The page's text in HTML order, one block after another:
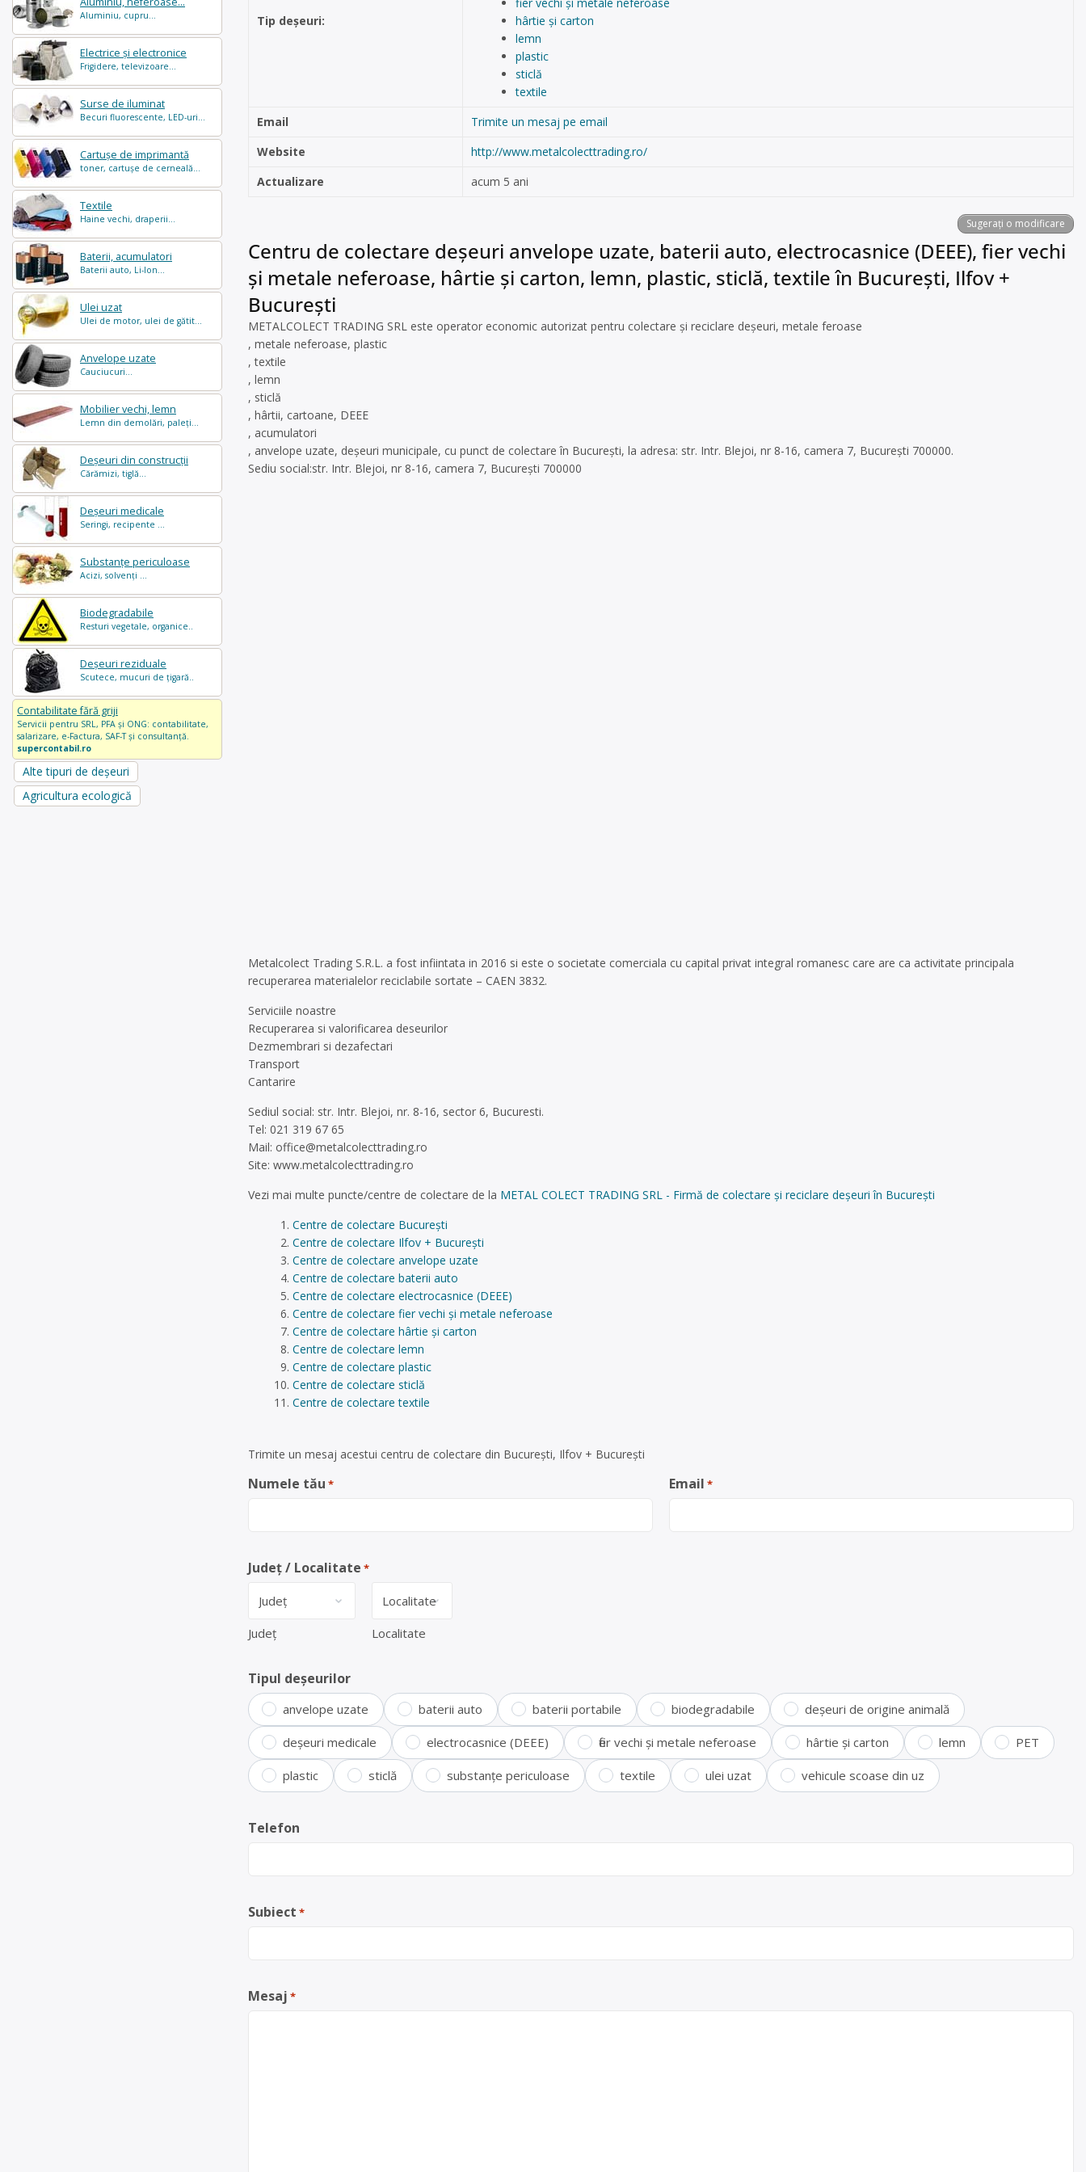
Aluminiu, cupru...
Electrice și electronice
Frigidere, televizoare...
Surse de iluminat
Becuri fluorescente, LED-uri...
Cartușe de imprimantă
toner, cartușe de cerneală...
Textile
Haine vechi, draperii...
Baterii, acumulatori
Baterii auto, Li-Ion...
Ulei uzat
Ulei de motor, ulei de gătit...
Anvelope uzate
Cauciucuri...
Mobilier vechi, lemn
Lemn din demolări, paleți...
Deșeuri din construcții
Cărămizi, tiglă...
Deșeuri medicale
Seringi, recipente ...
Substanțe periculoase
Acizi, solvenți ...
Biodegradabile
Resturi vegetale, organice..
Deșeuri reziduale
Scutece, mucuri de țigară..
Contabilitate fără griji
Servicii pentru SRL, PFA și ONG: contabilitate,
salarizare, e-Factura, SAF-T și consultanță.
supercontabil.ro
Alte tipuri de deșeuri
Agricultura ecologică
Tip deșeuri:
hârtie și carton
lemn
plastic
sticlă
textile
Email
Trimite un mesaj pe email
Website
http://www.metalcolecttrading.ro/
Actualizare
acum 5 ani
Sugerați o modificare
Centru de colectare deșeuri anvelope uzate, baterii auto, electrocasnice (DEEE), fier vechi
și metale neferoase, hârtie și carton, lemn, plastic, sticlă, textile în București, Ilfov +
București
METALCOLECT TRADING SRL este operator economic autorizat pentru colectare și reciclare deșeuri, metale feroase
, metale neferoase, plastic
, textile
, lemn
, sticlă
, hârtii, cartoane, DEEE
, acumulatori
, anvelope uzate, deșeuri municipale, cu punct de colectare în București, la adresa: str. Intr. Blejoi, nr 8-16, camera 7, București 700000.
Sediu social:str. Intr. Blejoi, nr 8-16, camera 7, București 700000
Metalcolect Trading S.R.L. a fost infiintata in 2016 si este o societate comerciala cu capital privat integral romanesc care are ca activitate principala
recuperarea materialelor reciclabile sortate – CAEN 3832.
Serviciile noastre
Recuperarea si valorificarea deseurilor
Dezmembrari si dezafectari
Transport
Cantarire
Sediul social: str. Intr. Blejoi, nr. 8-16, sector 6, Bucuresti.
Tel: 021 319 67 65
Mail: office@metalcolecttrading.ro
Site: www.metalcolecttrading.ro
Vezi mai multe puncte/centre de colectare de la METAL COLECT TRADING SRL - Firmă de colectare și reciclare deșeuri în București
Centre de colectare București
Centre de colectare Ilfov + București
Centre de colectare anvelope uzate
Centre de colectare baterii auto
Centre de colectare electrocasnice (DEEE)
Centre de colectare fier vechi și metale neferoase
Centre de colectare hârtie și carton
Centre de colectare lemn
Centre de colectare plastic
Centre de colectare sticlă
Centre de colectare textile
Trimite un mesaj acestui centru de colectare din București, Ilfov + București
Numele tău * Email *
Județ / Localitate *
Județ Localitate
Tipul deșeurilor
anvelope uzate baterii auto baterii portabile biodegradabile deșeuri de origine animală
deșeuri medicale electrocasnice (DEEE) fier vechi și metale neferoase hârtie și carton lemn PET
plastic sticlă substanțe periculoase textile ulei uzat vehicule scoase din uz
Telefon
Subiect *
Mesaj *